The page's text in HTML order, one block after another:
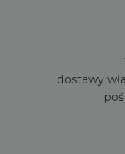
dostawy